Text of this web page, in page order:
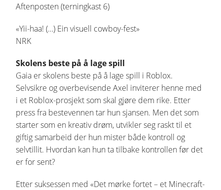
Aftenposten (terningkast 6)
«Yii-haa! (…) Ein visuell cowboy-fest»
NRK
Skolens beste på å lage spill
Gaia er skolens beste på å lage spill i Roblox.
Selvsikre og overbevisende Axel inviterer henne med
i et Roblox-prosjekt som skal gjøre dem rike. Etter
press fra bestevennen tar hun sjansen. Men det som
starter som en kreativ drøm, utvikler seg raskt til et
giftig samarbeid der hun mister både kontroll og
selvtillit. Hvordan kan hun ta tilbake kontrollen før det
er for sent?
Etter suksessen med «Det mørke fortet – et Minecraft-